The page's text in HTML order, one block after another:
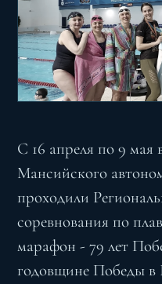
С 16 апреля по 9 мая
Мансийского
проходили
соревнования по
марафон - 79 лет
годовщине Победы в